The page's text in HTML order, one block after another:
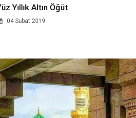
Yıllık Altın Öğüt
04 Subat 2019